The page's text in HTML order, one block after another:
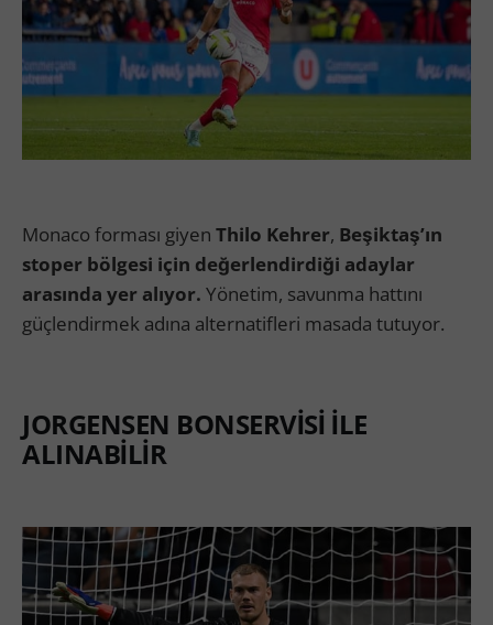
Monaco forması giyen Thilo Kehrer, Beşiktaş’ın
stoper bölgesi için değerlendirdiği adaylar
arasında yer alıyor. Yönetim, savunma hattını
güçlendirmek adına alternatifleri masada tutuyor.
JORGENSEN BONSERVİSİ İLE
ALINABİLİR